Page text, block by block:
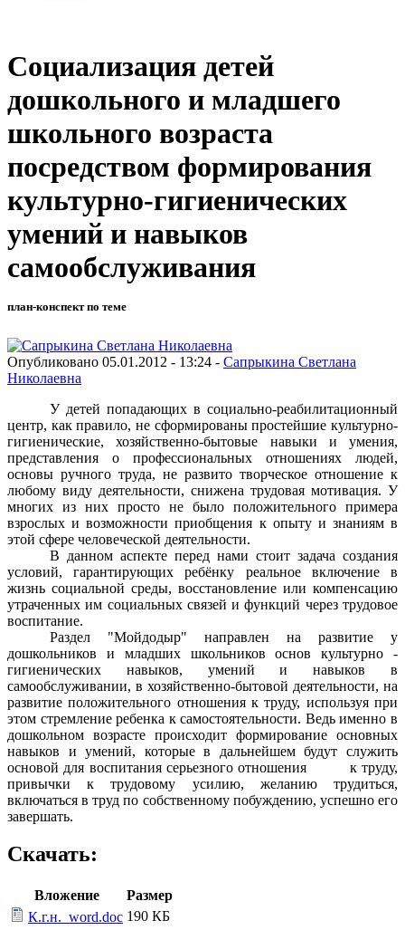
Социализация детей
дошкольного и младшего
школьного возраста
посредством формирования
культурно-гигиенических
умений и навыков
самообслуживания
план-конспект по теме
Опубликовано 05.01.2012 - 13:24 - Сапрыкина Светлана
Николаевна
У детей попадающих в социально-реабилитационный
центр, как правило, не сформированы простейшие культурно-
гигиенические, хозяйственно-бытовые навыки и умения,
представления о профессиональных отношениях людей,
основы ручного труда, не развито творческое отношение к
любому виду деятельности, снижена трудовая мотивация. У
многих из них просто не было положительного примера
взрослых и возможности приобщения к опыту и знаниям в
этой сфере человеческой деятельности.
В данном аспекте перед нами стоит задача создания
условий, гарантирующих ребёнку реальное включение в
жизнь социальной среды, восстановление или компенсацию
утраченных им социальных связей и функций через трудовое
воспитание.
Раздел "Мойдодыр" направлен на развитие у
дошкольников и младших школьников основ культурно -
гигиенических навыков, умений и навыков в
самообслуживании, в хозяйственно-бытовой деятельности, на
развитие положительного отношения к труду, используя при
этом стремление ребенка к самостоятельности. Ведь именно в
дошкольном возрасте происходит формирование основных
навыков и умений, которые в дальнейшем будут служить
основой для воспитания серьезного отношения
к труду,
привычки к трудовому усилию, желанию трудиться,
включаться в труд по собственному побуждению, успешно его
завершать.
Скачать:
Вложение
Размер
К.г.н._word.doc 190 КБ